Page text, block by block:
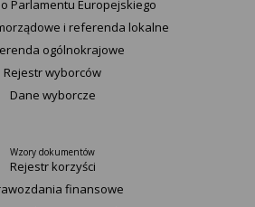
Parlamentu Europejskiego
i referenda lokalne
ogólnokrajowe
Rejestr wyborców
Dane wyborcze
Wzory dokumentów
Rejestr korzyści
finansowe